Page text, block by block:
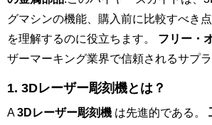
グマシンの機能、購入前に比較すべき
を理解するのに役立ちます。 フリー・
ザーマーキング業界で信頼されるサプラ
1. 3Dレーザー彫刻機とは？
A3Dレーザー彫刻機 は先進的である。